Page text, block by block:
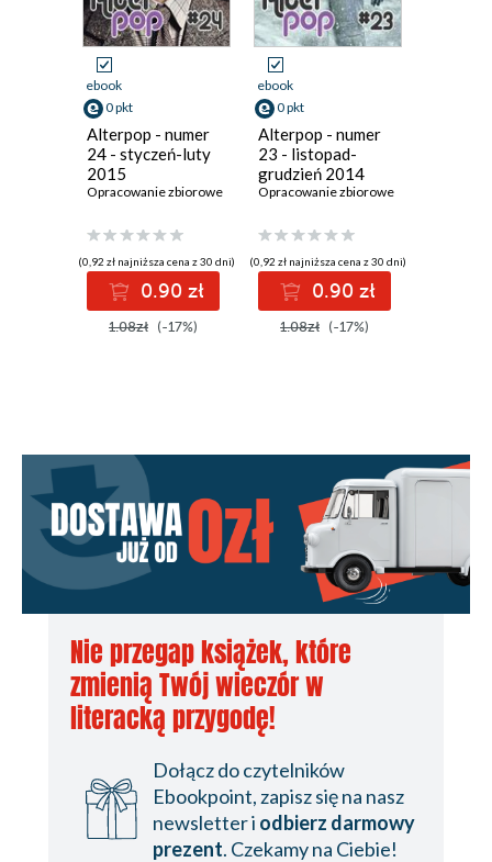
ebook
0 pkt
Alterpop - numer
24 - styczeń-luty
2015
Opracowanie zbiorowe
(0,92 zł najniższa cena z 30 dni)
0.90 zł
1.08zł (-17%)
ebook
0 pkt
Alterpop - numer
23 - listopad-
grudzień 2014
Opracowanie zbiorowe
(0,92 zł najniższa cena z 30 dni)
0.90 zł
1.08zł (-17%)
Nie przegap książek, które
zmienią Twój wieczór w
literacką przygodę!
Dołącz do czytelników
Ebookpoint, zapisz się na nasz
newsletter i odbierz darmowy
prezent. Czekamy na Ciebie!